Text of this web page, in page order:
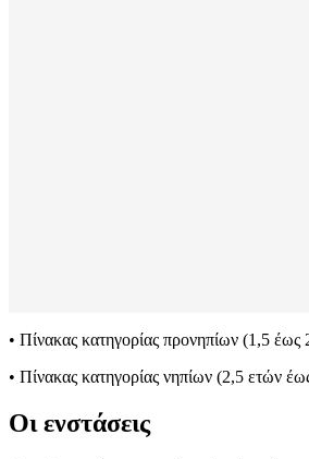
• Πίνακας κατηγορίας προνηπίων (1,5 έως
• Πίνακας κατηγορίας νηπίων (2,5 ετών
Οι ενστάσεις